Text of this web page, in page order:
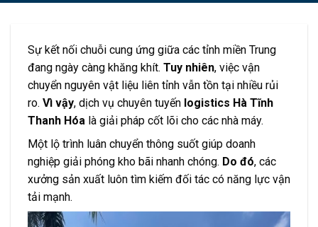
Sự kết nối chuỗi cung ứng giữa các tỉnh miền Trung
đang ngày càng khăng khít. Tuy nhiên, việc vận
chuyển nguyên vật liệu liên tỉnh vẫn tồn tại nhiều rủi
ro. Vì vậy, dịch vụ chuyên tuyến logistics Hà Tĩnh
Thanh Hóa là giải pháp cốt lõi cho các nhà máy.
Một lộ trình luân chuyển thông suốt giúp doanh
nghiệp giải phóng kho bãi nhanh chóng. Do đó, các
xưởng sản xuất luôn tìm kiếm đối tác có năng lực vận
tải mạnh.